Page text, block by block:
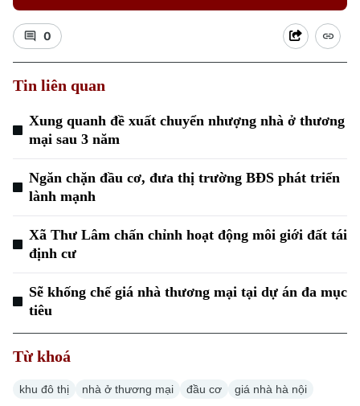
Xu hướng
0
Tin liên quan
Xung quanh đề xuất chuyển nhượng nhà ở thương
mại sau 3 năm
Ngăn chặn đầu cơ, đưa thị trường BĐS phát triển
lành mạnh
Xã Thư Lâm chấn chỉnh hoạt động môi giới đất tái
định cư
Sẽ khống chế giá nhà thương mại tại dự án đa mục
tiêu
Từ khoá
khu đô thị nhà ở thương mại đầu cơ giá nhà hà nội